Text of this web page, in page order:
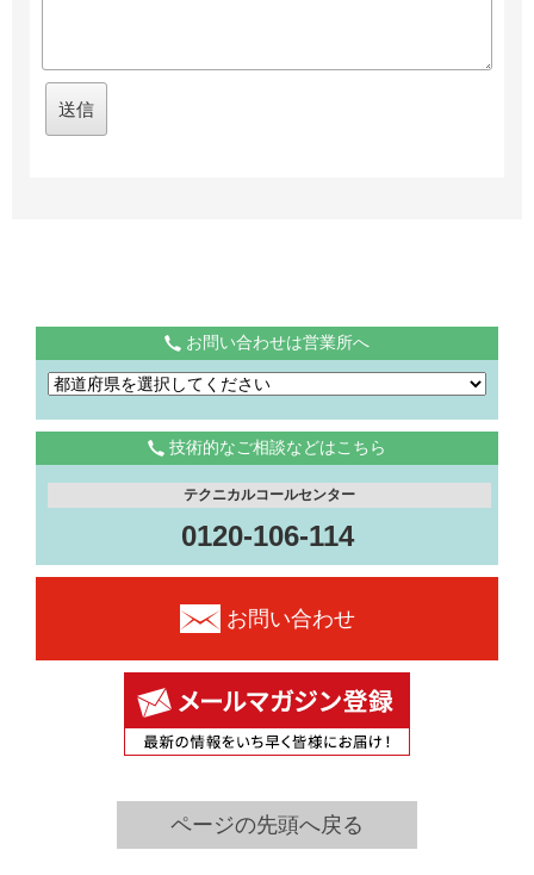
お問い合わせは営業所へ
技術的なご相談などはこちら
テクニカルコールセンター
0120-106-114
お問い合わせ
ページの先頭へ戻る